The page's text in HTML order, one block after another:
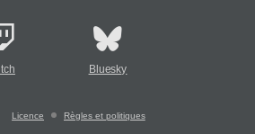
Bluesky
Licence Règles et politiques